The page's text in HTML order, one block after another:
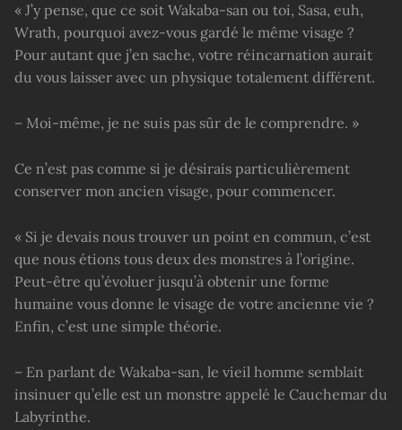
« J’y pense, que ce soit Wakaba-san ou toi, Sasa, euh,
Wrath, pourquoi avez-vous gardé le même visage ?
Pour autant que j’en sache, votre réincarnation aurait
du vous laisser avec un physique totalement différent.
– Moi-même, je ne suis pas sûr de le comprendre. »
Ce n’est pas comme si je désirais particulièrement
conserver mon ancien visage, pour commencer.
« Si je devais nous trouver un point en commun, c’est
que nous étions tous deux des monstres à l’origine.
Peut-être qu’évoluer jusqu’à obtenir une forme
humaine vous donne le visage de votre ancienne vie ?
Enfin, c’est une simple théorie.
– En parlant de Wakaba-san, le vieil homme semblait
insinuer qu’elle est un monstre appelé le Cauchemar du
Labyrinthe.